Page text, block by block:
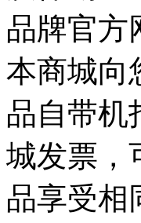
品牌官方
本商城向
品自带机
城发票，
品享受相